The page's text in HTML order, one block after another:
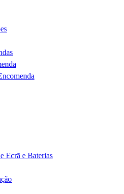
Ecrã e Baterias